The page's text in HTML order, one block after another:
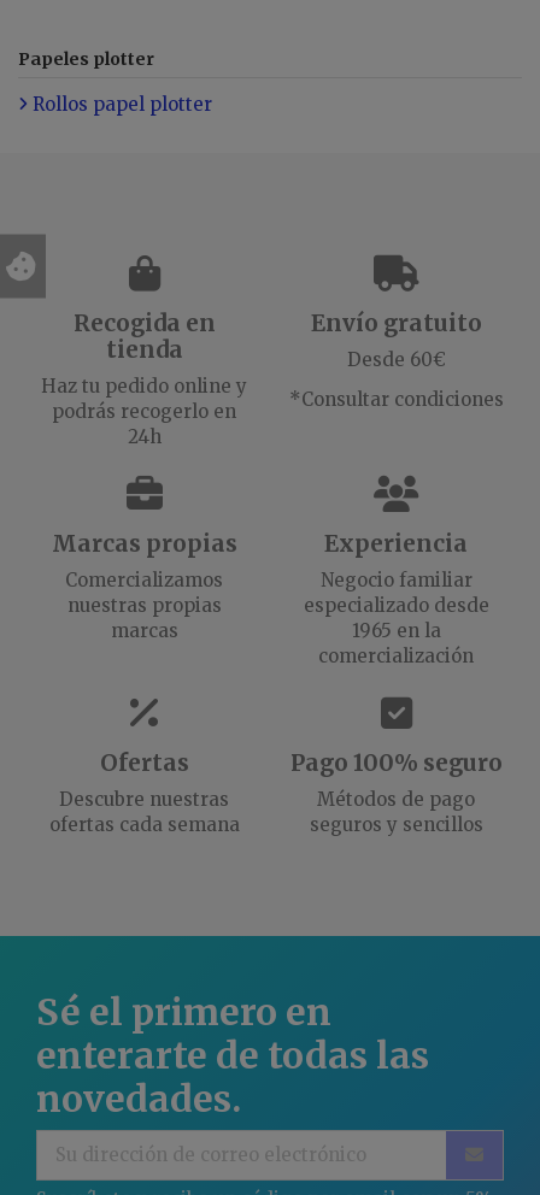
Papeles plotter
Rollos papel plotter
Recogida en
tienda
Haz tu pedido online y
podrás recogerlo en
24h
Envío gratuito
Desde 60€
*Consultar condiciones
Marcas propias
Comercializamos
nuestras propias
marcas
Experiencia
Negocio familiar
especializado desde
1965 en la
comercialización
Ofertas
Descubre nuestras
ofertas cada semana
Pago 100% seguro
Métodos de pago
seguros y sencillos
Sé el primero en
enterarte de todas las
novedades.